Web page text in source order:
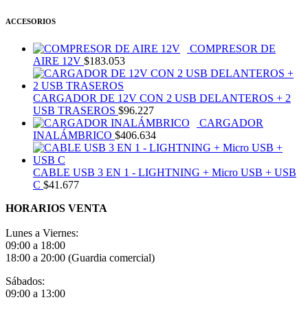
ACCESORIOS
COMPRESOR DE
AIRE 12V $183.053
CARGADOR DE 12V CON 2 USB DELANTEROS + 2
USB TRASEROS $96.227
CARGADOR
INALÁMBRICO $406.634
CABLE USB 3 EN 1 - LIGHTNING + Micro USB + USB
C $41.677
HORARIOS VENTA
Lunes a Viernes:
09:00 a 18:00
18:00 a 20:00 (Guardia comercial)
Sábados:
09:00 a 13:00